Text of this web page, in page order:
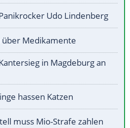
Udo Lindenberg
Medikamente
in Magdeburg an
hassen Katzen
muss Mio-Strafe zahlen